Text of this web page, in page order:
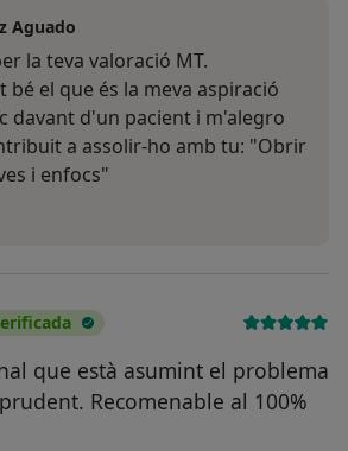
Aguado
la teva valoració MT.
bé el que és la meva aspiració
davant d'un pacient i m'alegro
a assolir-ho amb tu: "Obrir
i enfocs"
que està asumint el problema
Recomenable al 100%